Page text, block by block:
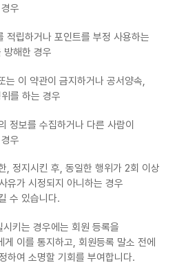
우
적립하거나 포인트를 부정 사용하는
방해한 경우
는 이 약관이 금지하거나 공서양속,
를 하는 경우
정보를 수집하거나 다른 사람이
우
, 정지시킨 후, 동일한 행위가 2회 이상
유가 시정되지 아니하는 경우
수 있습니다.
키는 경우에는 회원 등록을
이를 통지하고, 회원등록 말소 전에
하여 소명할 기회를 부여합니다.